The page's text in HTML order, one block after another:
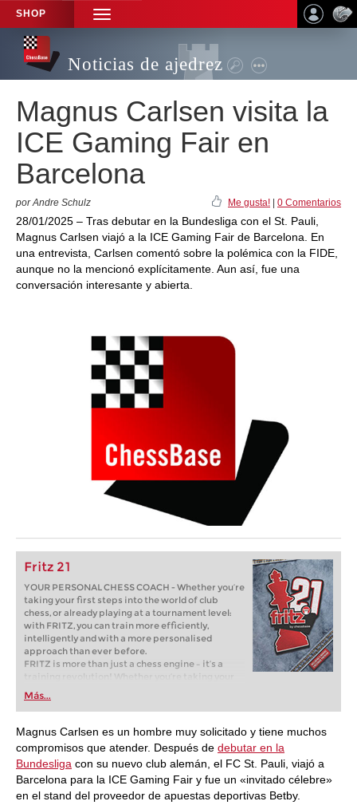
SHOP
TOGGLE
NAVIGATION
Noticias de ajedrez
Magnus Carlsen visita la
ICE Gaming Fair en
Barcelona
por Andre Schulz Me gusta! 0 Comentarios
28/01/2025 – Tras debutar en la Bundesliga con el St. Pauli,
Magnus Carlsen viajó a la ICE Gaming Fair de Barcelona. En
una entrevista, Carlsen comentó sobre la polémica con la FIDE,
aunque no la mencionó explícitamente. Aun así, fue una
conversación interesante y abierta.
Fritz 21
YOUR PERSONAL CHESS COACH - Whether you’re
taking your first steps into the world of club
chess, or already playing at a tournament level:
with FRITZ, you can train more efficiently,
intelligently and with a more personalised
approach than ever before.
FRITZ is more than just a chess engine – it’s a
training revolution! Whether you’re taking your
first steps into the world of club chess, or already
playing at a tournament level: with FRITZ, you can
train more efficiently, intelligently and with a
more personalised approach than ever before.
Más...
Magnus Carlsen es un hombre muy solicitado y tiene muchos
compromisos que atender. Después de debutar en la
Bundesliga con su nuevo club alemán, el FC St. Pauli, viajó a
Barcelona para la ICE Gaming Fair y fue un «invitado célebre»
en el stand del proveedor de apuestas deportivas Betby.